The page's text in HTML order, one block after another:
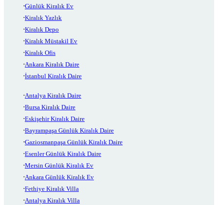
Günlük Kiralık Ev
Kiralık Yazlık
Kiralık Depo
Kiralık Müstakil Ev
Kiralık Ofis
Ankara Kiralık Daire
İstanbul Kiralık Daire
Antalya Kiralık Daire
Bursa Kiralık Daire
Eskişehir Kiralık Daire
Bayrampaşa Günlük Kiralık Daire
Gaziosmanpaşa Günlük Kiralık Daire
Esenler Günlük Kiralık Daire
Mersin Günlük Kiralık Ev
Ankara Günlük Kiralık Ev
Fethiye Kiralık Villa
Antalya Kiralık Villa